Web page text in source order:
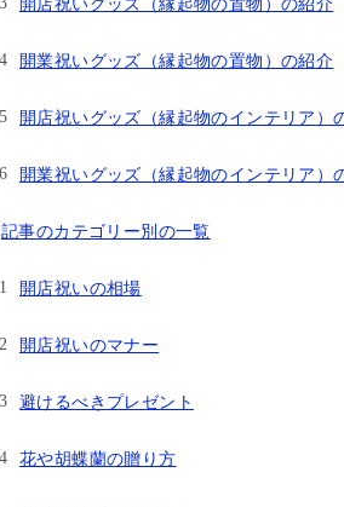
開業祝いグッズ（縁起物の置物）の紹介
開店祝いグッズ（縁起物のインテリア）
開業祝いグッズ（縁起物のインテリア）
記事のカテゴリー別の一覧
開店祝いの相場
開店祝いのマナー
避けるべきプレゼント
花や胡蝶蘭の贈り方